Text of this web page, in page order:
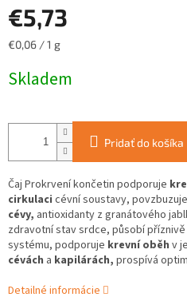
€5,73
Jednotková
€0,06 / 1 g
Skladem
Pridať do košíka
Čaj Prokrvení končetin podporuje
cirkulaci cévní soustavy,
cévy, antioxidanty z granátového
zdravotní stav srdce, působí
systému, podporuje krevní oběh v
cévách a kapilárách, prospívá
Detailné informácie